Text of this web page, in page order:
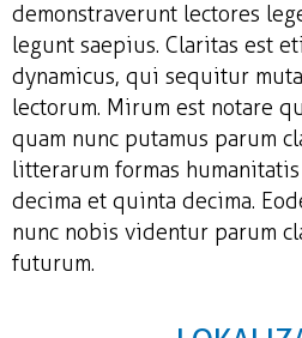
demonstraverunt lectores
legunt saepius. Claritas est
dynamicus, qui sequitur
lectorum. Mirum est notare
quam nunc putamus parum
litterarum formas
decima et quinta decima.
nunc nobis videntur parum
futurum.